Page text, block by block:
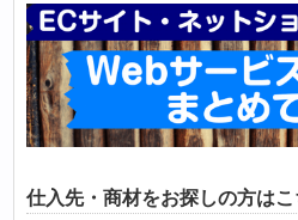
仕入先・商材をお探しの方は